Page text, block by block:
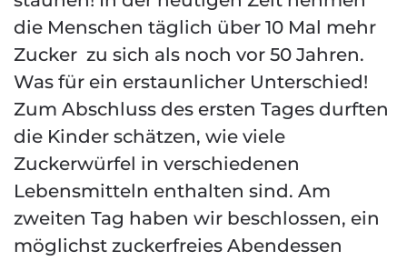
die Menschen täglich über 10 Mal mehr
Zucker zu sich als noch vor 50 Jahren.
Was für ein erstaunlicher Unterschied!
Zum Abschluss des ersten Tages durften
die Kinder schätzen, wie viele
Zuckerwürfel in verschiedenen
Lebensmitteln enthalten sind. Am
zweiten Tag haben wir beschlossen, ein
möglichst zuckerfreies Abendessen